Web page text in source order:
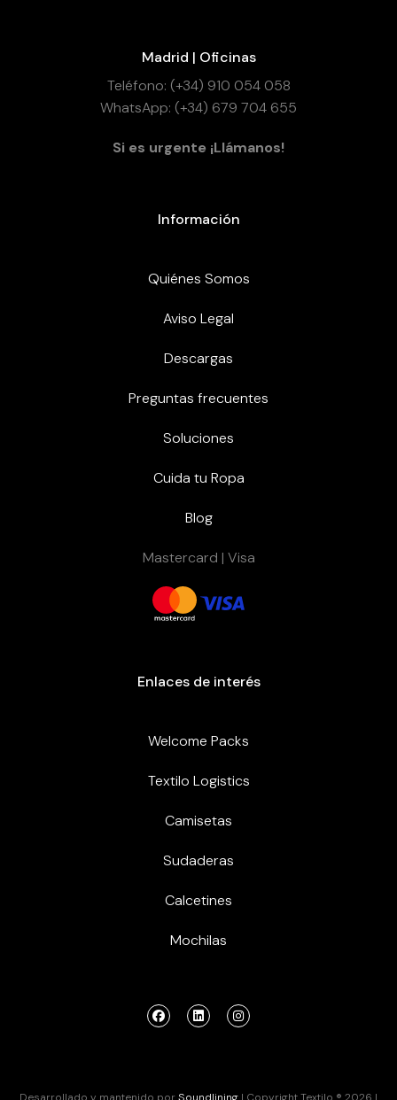
Madrid | Oficinas
Teléfono: (+34) 910 054 058
WhatsApp: (+34) 679 704 655
Si es urgente ¡Llámanos!
Información
Quiénes Somos
Aviso Legal
Descargas
Preguntas frecuentes
Soluciones
Cuida tu Ropa
Blog
Mastercard | Visa
Enlaces de interés
Welcome Packs
Textilo Logistics
Camisetas
Sudaderas
Calcetines
Mochilas
Desarrollado y mantenido porSoundlining | Copyright Textilo ® 2026 |